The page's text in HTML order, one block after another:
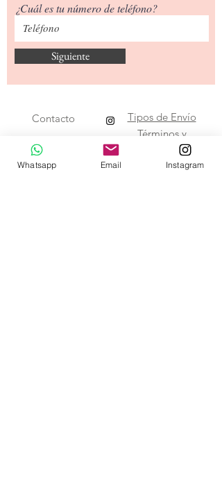
¿Cuál es tu número de teléfono?
Siguiente
Contacto
Tipos de Envío
​Términos y
Condiciones
Whatsapp Email Instagram